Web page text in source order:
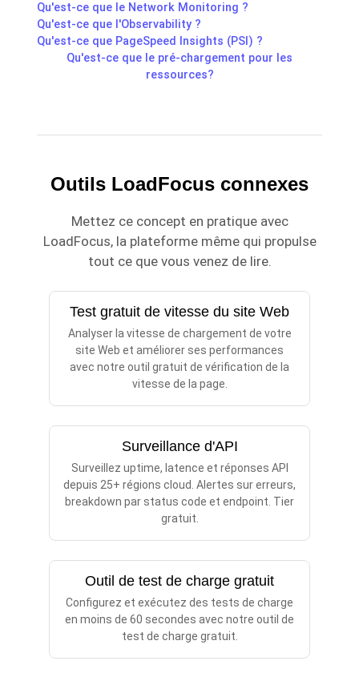
Qu'est-ce que le Network Monitoring ?
Qu'est-ce que l'Observability ?
Qu'est-ce que PageSpeed Insights (PSI) ?
Qu'est-ce que le pré-chargement pour les
ressources?
Outils LoadFocus connexes
Mettez ce concept en pratique avec
LoadFocus, la plateforme même qui propulse
tout ce que vous venez de lire.
Test gratuit de vitesse du site Web
Analyser la vitesse de chargement de votre
site Web et améliorer ses performances
avec notre outil gratuit de vérification de la
vitesse de la page.
Surveillance d'API
Surveillez uptime, latence et réponses API
depuis 25+ régions cloud. Alertes sur erreurs,
breakdown par status code et endpoint. Tier
gratuit.
Outil de test de charge gratuit
Configurez et exécutez des tests de charge
en moins de 60 secondes avec notre outil de
test de charge gratuit.